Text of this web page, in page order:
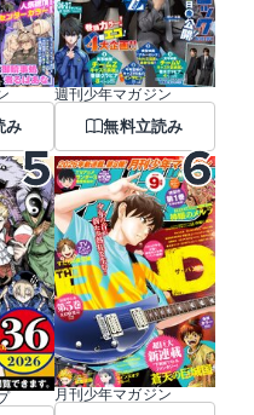
み
週刊少年マガジン
無料立読み
月刊少年マガジン